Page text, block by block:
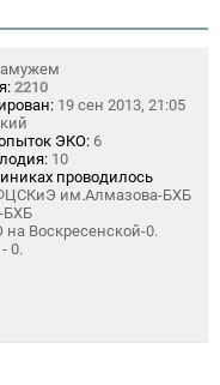
2210
19 сен 2013, 21:05
ЭКО: 6
10
проводилось
им.Алмазова-БХБ
БХБ
Воскресенской-0.
0.